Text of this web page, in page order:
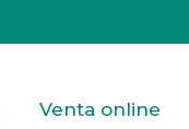
Venta online